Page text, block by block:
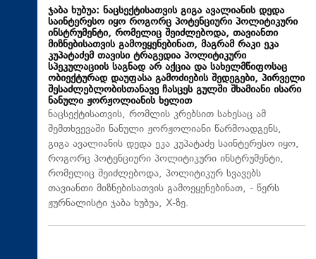
ჯაბა ხუბუა: ნაცსექტისათვის გიგა ავალიანის დედა
საინტერესო იყო როგორც პოტენციური პოლიტიკური
ინსტრუმენტი, რომელიც შეიძლებოდა, თავიანთი
მიზნებისათვის გამოეყენებინათ, მაგრამ რაკი ეკა
კუპატაძემ თავისი ტრაგედია პოლიტიკური
სპეკულაციის საგნად არ აქცია და სახელმწიფოსაც
ობიექტურად დაუფასა გამოძიების შედეგები, პირველი
შესაძლებლობისთანავე ჩასცეს გულში შხამიანი ისარი
ნანული ჟორჟოლიანის ხელით
ნაცსექტისათვის, რომლის კრებსით სახესაც ამ
შემთხვევაში ნანული ჟორჟოლიანი წარმოადგენს,
გიგა ავალიანის დედა ეკა კუპატაძე საინტერესო იყო,
როგორც პოტენციური პოლიტიკური ინსტრუმენტი,
რომელიც შეიძლებოდა, პოლიტიკურ სვავებს
თავიანთი მიზნებისათვის გამოეყენებინათ, - წერს
ჟურნალისტი ჯაბა ხუბუა, X-ზე.